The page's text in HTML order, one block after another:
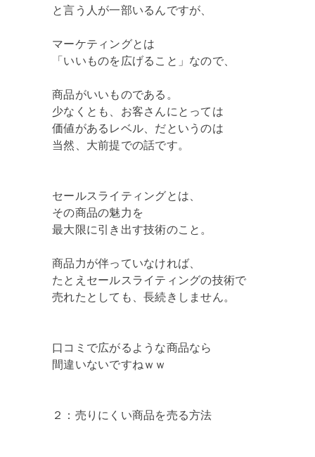
と言う人が一部いるんですが、
マーケティングとは
「いいものを広げること」なので、
商品がいいものである。
少なくとも、お客さんにとっては
価値があるレベル、だというのは
当然、大前提での話です。
セールスライティングとは、
その商品の魅力を
最大限に引き出す技術のこと。
商品力が伴っていなければ、
たとえセールスライティングの技術で
売れたとしても、長続きしません。
口コミで広がるような商品なら
間違いないですねｗｗ
２：売りにくい商品を売る方法